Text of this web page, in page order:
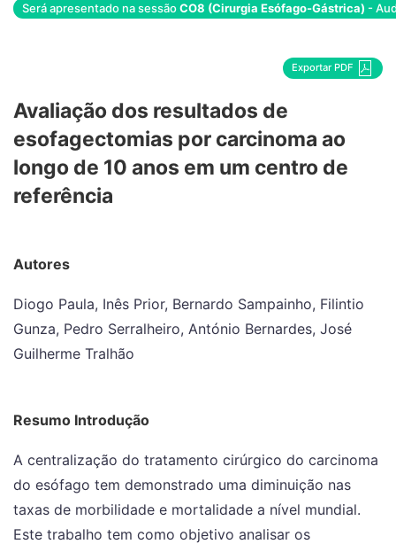
Será apresentado na sessãoCO8 (Cirurgia Esófago-Gástrica) -
Exportar PDF
Avaliação dos resultados de
esofagectomias por carcinoma ao
longo de 10 anos em um centro de
referência
Autores
Diogo Paula, Inês Prior, Bernardo Sampainho, Filintio
Gunza, Pedro Serralheiro, António Bernardes, José
Guilherme Tralhão
Resumo Introdução
A centralização do tratamento cirúrgico do carcinoma
do esófago tem demonstrado uma diminuição nas
taxas de morbilidade e mortalidade a nível mundial.
Este trabalho tem como objetivo analisar os